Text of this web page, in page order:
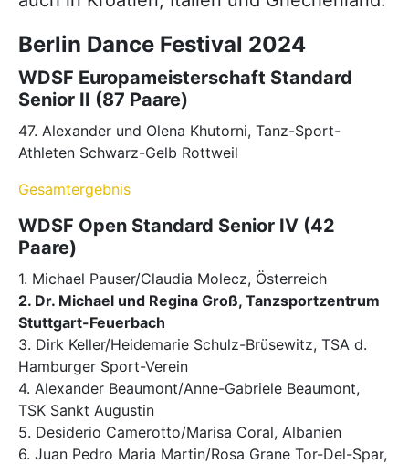
Berlin Dance Festival 2024
WDSF Europameisterschaft Standard
Senior II (87 Paare)
47. Alexander und Olena Khutorni, Tanz-Sport-
Athleten Schwarz-Gelb Rottweil
Gesamtergebnis
WDSF Open Standard Senior IV (42
Paare)
1. Michael Pauser/Claudia Molecz, Österreich
2. Dr. Michael und Regina Groß, Tanzsportzentrum
Stuttgart-Feuerbach
3. Dirk Keller/Heidemarie Schulz-Brüsewitz, TSA d.
Hamburger Sport-Verein
4. Alexander Beaumont/Anne-Gabriele Beaumont,
TSK Sankt Augustin
5. Desiderio Camerotto/Marisa Coral, Albanien
6. Juan Pedro Maria Martin/Rosa Grane Tor-Del-Spar,